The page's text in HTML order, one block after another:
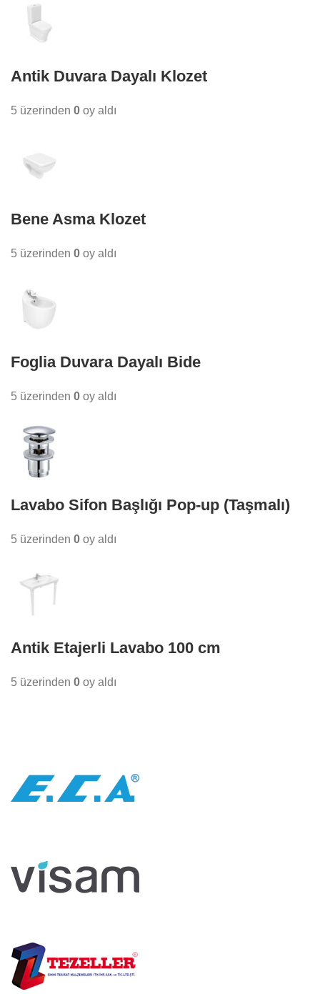
Antik Duvara Dayalı Klozet
5 üzerinden 0 oy aldı
Bene Asma Klozet
5 üzerinden 0 oy aldı
Foglia Duvara Dayalı Bide
5 üzerinden 0 oy aldı
Lavabo Sifon Başlığı Pop-up (Taşmalı)
5 üzerinden 0 oy aldı
Antik Etajerli Lavabo 100 cm
5 üzerinden 0 oy aldı